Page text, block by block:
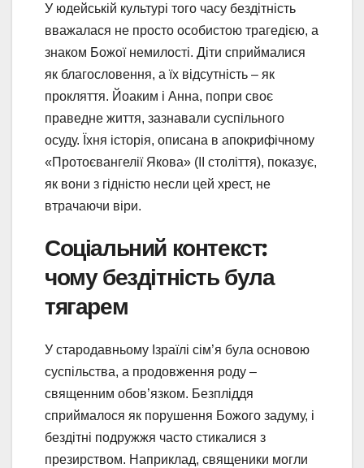
У юдейській культурі того часу бездітність
вважалася не просто особистою трагедією, а
знаком Божої немилості. Діти сприймалися
як благословення, а їх відсутність – як
прокляття. Йоаким і Анна, попри своє
праведне життя, зазнавали суспільного
осуду. Їхня історія, описана в апокрифічному
«Протоєвангелії Якова» (II століття), показує,
як вони з гідністю несли цей хрест, не
втрачаючи віри.
Соціальний контекст:
чому бездітність була
тягарем
У стародавньому Ізраїлі сім’я була основою
суспільства, а продовження роду –
священним обов’язком. Безпліддя
сприймалося як порушення Божого задуму, і
бездітні подружжя часто стикалися з
презирством. Наприклад, священики могли